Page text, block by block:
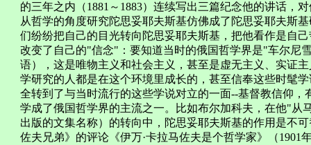
的三年之内（1881～1883）连续写出三篇纪念他的讲话，
从哲学的角度研究陀思妥耶夫斯基仿佛成了陀思妥耶夫斯
们纷纷把自己的目光转向陀思妥耶夫斯基，把他看作是自
改变了自己的"信念"：要知道当时的俄国哲学界是"车尔尼
语），这是唯物主义和社会主义，甚至是虚无主义、实证
学研究的人都是在这个环境里成长的，甚至信奉这些时髦
全转到了与当时流行的这些学说对立的一面--基督教信仰
学成了俄国哲学界的主流之一。比如布尔加科夫，在他"从
出版的文集名称）的转向中，陀思妥耶夫斯基的作用是不
佐夫兄弟》的评论《伊万·卡拉马佐夫是个哲学家》（1901